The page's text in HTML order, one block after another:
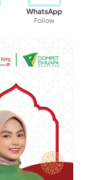
WhatsApp
Follow